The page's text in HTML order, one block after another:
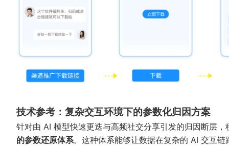
技术参考：复杂交互环境下的参数化归因方案
针对由 AI 模型快速更迭与高频社交分享引发的归因断层
的参数还原体系。这种体系能够让数据在复杂的 AI 交互链